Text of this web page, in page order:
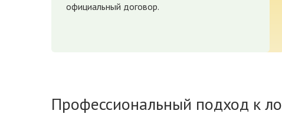
официальный договор.
Профессиональный подход к